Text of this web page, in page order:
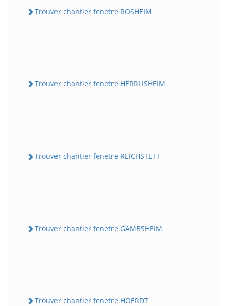
Trouver chantier fenetre ROSHEIM
Trouver chantier fenetre HERRLISHEIM
Trouver chantier fenetre REICHSTETT
Trouver chantier fenetre GAMBSHEIM
Trouver chantier fenetre HOERDT